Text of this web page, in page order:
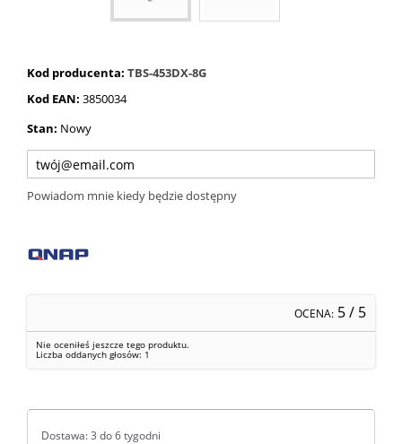
Kod producenta: TBS-453DX-8G
Kod EAN: 3850034
Stan: Nowy
Powiadom mnie kiedy będzie dostępny
OCENA: 5/ 5
Nie oceniłeś jeszcze tego produktu.
Liczba oddanych głosów: 1
Dostawa: 3 do 6 tygodni